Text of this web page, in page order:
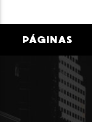
PÁGINAS